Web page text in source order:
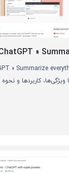
»
کاربردها و نحوه